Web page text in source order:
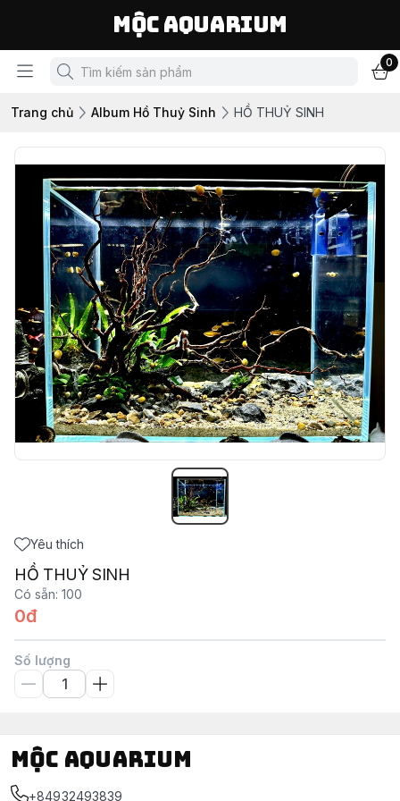
Mộc Aquarium
0
Trang chủ Album Hồ Thuỷ Sinh HỒ THUỶ SINH
Yêu thích
HỒ THUỶ SINH
Có sẵn: 100
0đ
Số lượng
Mộc Aquarium
+84932493839